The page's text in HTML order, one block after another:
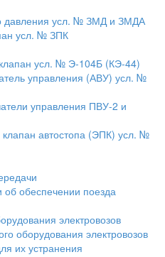
давления усл. № ЗМД и ЗМДА
усл. № ЗПК
усл. № Э-104Б (КЭ-44)
управления (АВУ) усл. №
управления ПВУ-2 и
клапан автостопа (ЭПК) усл. №
об обеспечении поезда
электровозов
оборудования электровозов
их устранения